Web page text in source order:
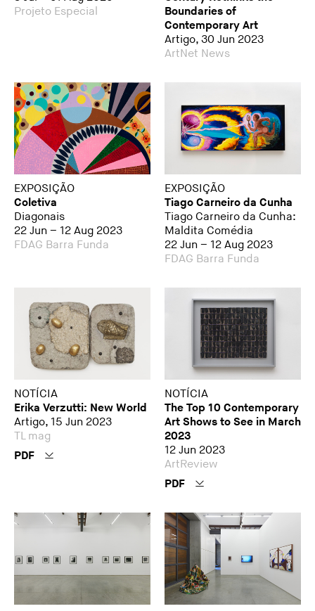
Projeto Especial
Boundaries of
Contemporary Art
Artigo, 30 Jun 2023
ArtNet News
EXPOSIÇÃO
Coletiva
Diagonais
22 Jun – 12 Aug 2023
FDAG Barra Funda
EXPOSIÇÃO
Tiago Carneiro da Cunha
Tiago Carneiro da Cunha:
Maldita Comédia
22 Jun – 12 Aug 2023
FDAG Barra Funda
NOTÍCIA
Erika Verzutti: New World
Artigo, 15 Jun 2023
TL mag
PDF
NOTÍCIA
The Top 10 Contemporary
Art Shows to See in March
2023
12 Jun 2023
ArtReview
PDF